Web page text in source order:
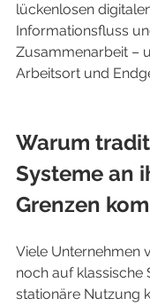
lückenlosen
Informationsfluss
Zusammenarbeit –
Arbeitsort und
Warum
Systeme an
Grenzen
Viele Unternehmen
noch auf klassische
stationäre Nutzung